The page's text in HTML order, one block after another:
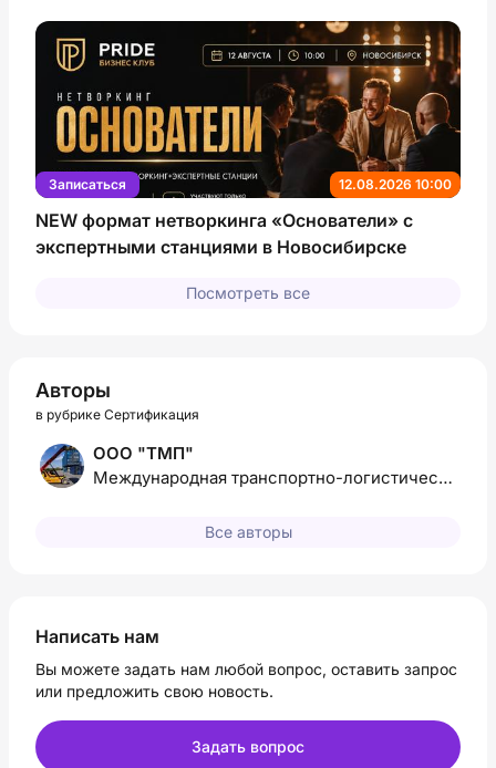
12.08.2026 10:00
Записаться
NEW формат нетворкинга «Основатели» с
экспертными станциями в Новосибирске
Посмотреть все
Авторы
в рубрике Сертификация
ООО "ТМП"
Международная транспортно-логистическая компания
Все авторы
Написать нам
Вы можете задать нам любой вопрос, оставить запрос
или предложить свою новость.
Задать вопрос